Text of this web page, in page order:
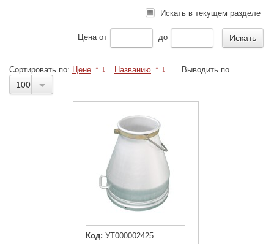
Искать в текущем разделе
Ценаот до
Сортировать по: Цене ↑ ↓ Названию ↑ ↓ Выводить по
100
Код: УТ000002425